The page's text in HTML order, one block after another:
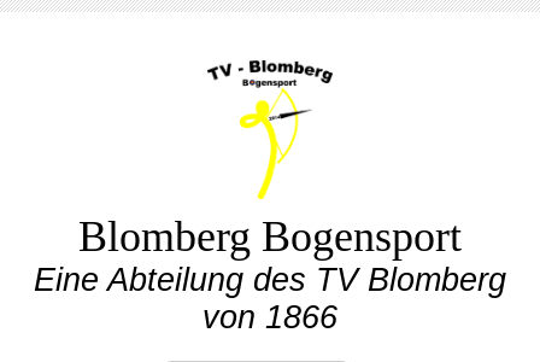
Blomberg Bogensport
Eine Abteilung des TV Blomberg
von 1866